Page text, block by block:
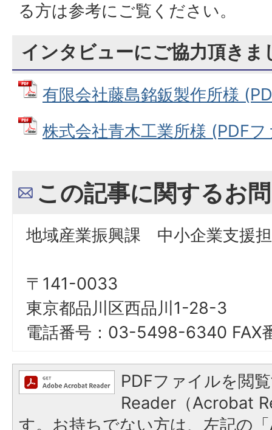
る方は参考にご覧ください。
インタビューにご協力頂きま
有限会社藤島銘鈑製作所様
株式会社青木工業所様 (PDF
この記事に関するお
地域産業振興課 中小企業支援
〒141-0033
東京都品川区西品川1-28-3
電話番号：03-5498-6340
PDFファイルを閲
Reader（Acrobat
す。お持ちでない方は、左記の